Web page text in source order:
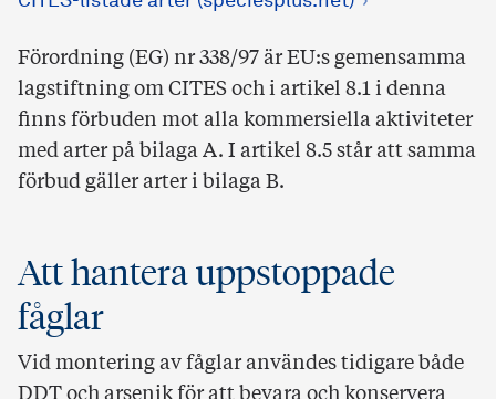
Förordning (EG) nr 338/97 är EU:s gemensamma
lagstiftning om CITES och i artikel 8.1 i denna
finns förbuden mot alla kommersiella aktiviteter
med arter på bilaga A. I artikel 8.5 står att samma
förbud gäller arter i bilaga B.
Att hantera uppstoppade
fåglar
Vid montering av fåglar användes tidigare både
DDT och arsenik för att bevara och konservera